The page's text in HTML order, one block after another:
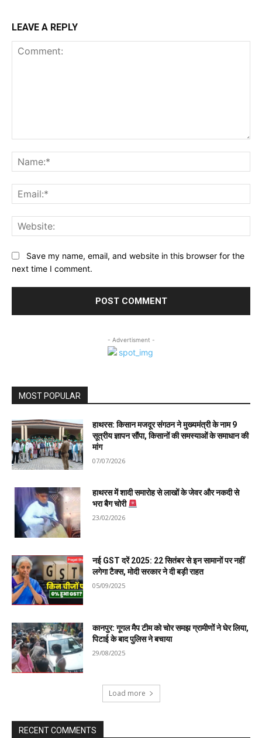
LEAVE A REPLY
Save my name, email, and website in this browser for the
next time I comment.
- Advertisment -
MOST POPULAR
हाथरस: किसान मजदूर संगठन ने मुख्यमंत्री के नाम 9
सूत्रीय ज्ञापन सौंपा, किसानों की समस्याओं के समाधान की
मांग
07/07/2026
हाथरस में शादी समारोह से लाखों के जेवर और नकदी से
भरा बैग चोरी
23/02/2026
नई GST दरें 2025: 22 सितंबर से इन सामानों पर नहीं
लगेगा टैक्स, मोदी सरकार ने दी बड़ी राहत
05/09/2025
कानपुर: गूगल मैप टीम को चोर समझ ग्रामीणों ने घेर लिया,
पिटाई के बाद पुलिस ने बचाया
29/08/2025
Load more
RECENT COMMENTS